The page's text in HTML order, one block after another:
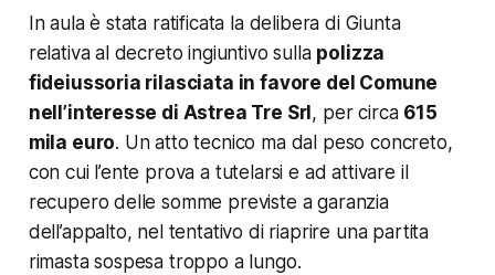
In aula è stata ratificata la delibera di Giunta
relativa al decreto ingiuntivo sulla polizza
fideiussoria rilasciata in favore del Comune
nell’interesse di Astrea Tre Srl , per circa 615
mila euro. Un atto tecnico ma dal peso concreto,
con cui l’ente prova a tutelarsi e ad attivare il
recupero delle somme previste a garanzia
dell’appalto, nel tentativo di riaprire una partita
rimasta sospesa troppo a lungo.